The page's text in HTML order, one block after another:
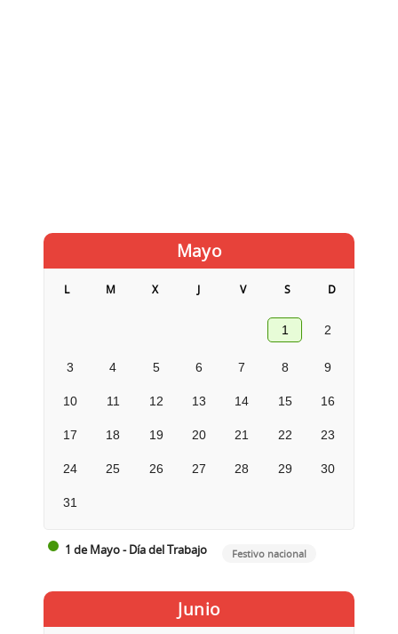
Mayo
L M X J V S D
1 2
3 4 5 6 7 8 9
10 11 12 13 14 15 16
17 18 19 20 21 22 23
24 25 26 27 28 29 30
31
1 de Mayo - Día del Trabajo Festivo nacional
Junio